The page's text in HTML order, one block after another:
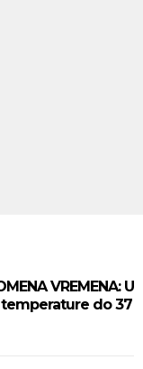
VREMENA: U
do 37